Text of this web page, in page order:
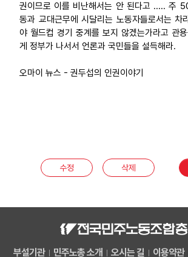
권이므로 이를 비난해서는 안 된다고 ..... 주
동과 교대근무에 시달리는 노동자들로서는 차
야 월드컵 경기 중계를 보지 않겠는가라고 관
게 정부가 나서서 언론과 국민들을 설득해라.
오마이 뉴스 - 권두섭의 인권이야기
수정 삭제
부설기관 민주노총 소개 오시는 길 이용약관